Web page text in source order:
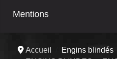
Mentions
Accueil Engins blindés